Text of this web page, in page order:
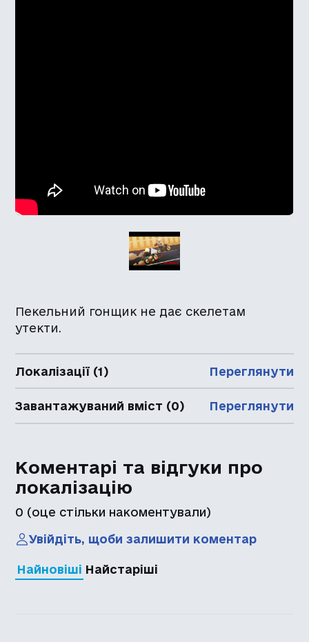
Пекельний гонщик не дає скелетам
утекти.
Локалізації (1) Переглянути
Завантажуваний вміст (0) Переглянути
Коментарі та відгуки про
локалізацію
0 (оце стільки накоментували)
Увійдіть, щоби залишити коментар
Найновіші Найстаріші